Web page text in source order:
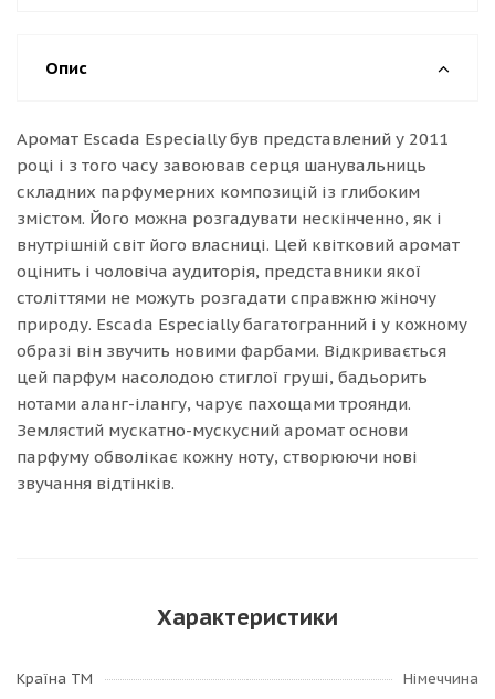
Опис
Аромат Escada Especially був представлений у 2011
році і з того часу завоював серця шанувальниць
складних парфумерних композицій із глибоким
змістом. Його можна розгадувати нескінченно, як і
внутрішній світ його власниці. Цей квітковий аромат
оцінить і чоловіча аудиторія, представники якої
століттями не можуть розгадати справжню жіночу
природу. Escada Especially багатогранний і у кожному
образі він звучить новими фарбами. Відкривається
цей парфум насолодою стиглої груші, бадьорить
нотами аланг-ілангу, чарує пахощами троянди.
Землястий мускатно-мускусний аромат основи
парфуму обволікає кожну ноту, створюючи нові
звучання відтінків.
Характеристики
Країна ТМ
Німеччина